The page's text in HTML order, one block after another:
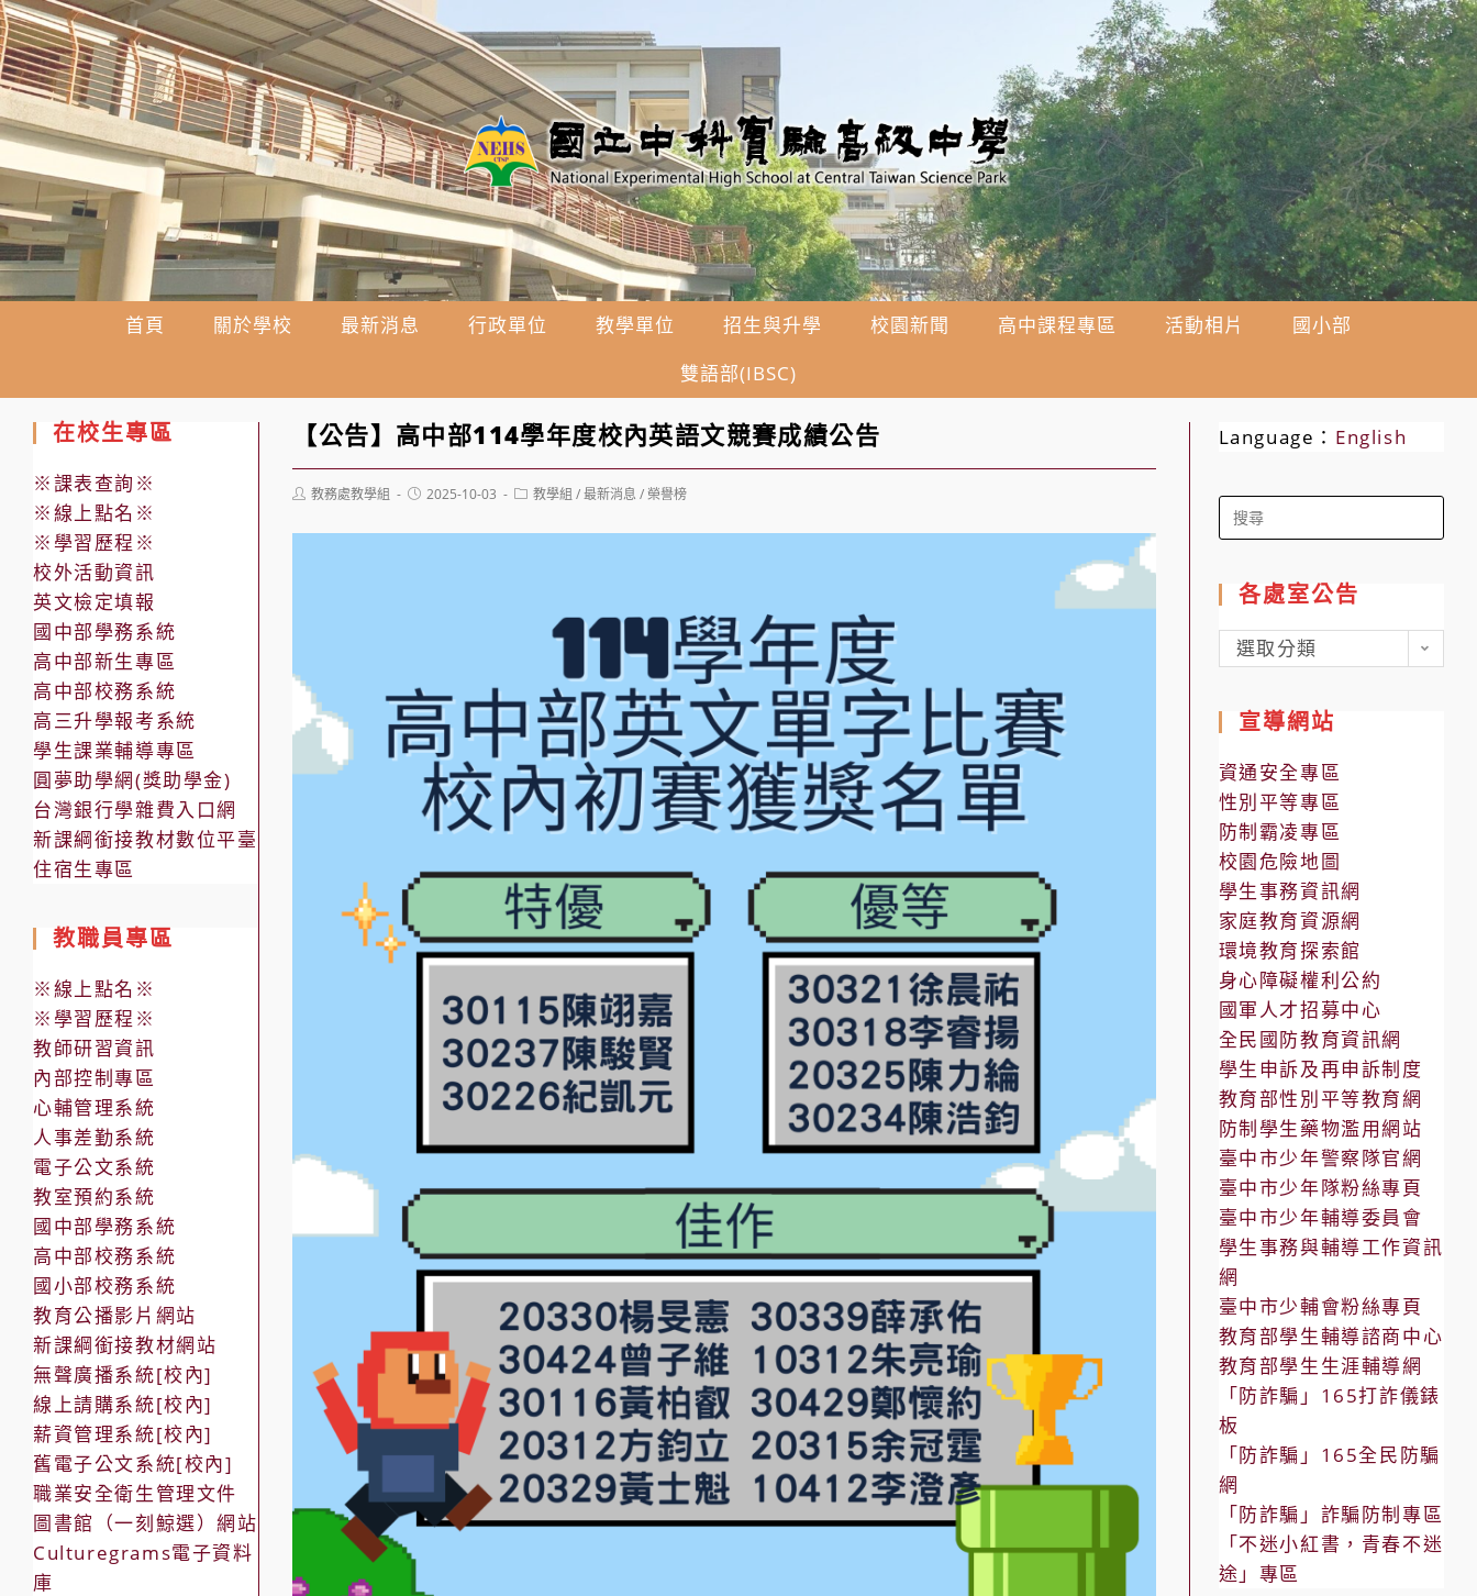
跳
轉
至
主
要
內
容
首頁 關於學校 最新消息 行政單位 教學單位 招生與升學 校園新聞 高中課程專區 活動相片
國小部
雙語部(IBSC)
【公告】高中部114學年度校內英語文競賽成績公告
Post教務處教學組
Post2025-10-03
Post教學組 / 最新消息 / 榮譽榜
在校生專區
※課表查詢※
※線上點名※
※學習歷程※
校外活動資訊
英文檢定填報
國中部學務系統
高中部新生專區
高中部校務系統
高三升學報考系統
學生課業輔導專區
圓夢助學網(獎助學金)
台灣銀行學雜費入口網
新課綱銜接教材數位平臺
住宿生專區
教職員專區
※線上點名※
※學習歷程※
教師研習資訊
內部控制專區
心輔管理系統
人事差勤系統
電子公文系統
教室預約系統
國中部學務系統
高中部校務系統
國小部校務系統
教育公播影片網站
新課綱銜接教材網站
無聲廣播系統[校內]
線上請購系統[校內]
薪資管理系統[校內]
舊電子公文系統[校內]
職業安全衛生管理文件
圖書館（一刻鯨選）網站
Culturegrams電子資料
庫
Language： English
Search
for:
各處室公告
各
處
公
告
選取分類
宣導網站
資通安全專區
性別平等專區
防制霸凌專區
校園危險地圖
學生事務資訊網
家庭教育資源網
環境教育探索館
身心障礙權利公約
國軍人才招募中心
全民國防教育資訊網
學生申訴及再申訴制度
教育部性別平等教育網
防制學生藥物濫用網站
臺中市少年警察隊官網
臺中市少年隊粉絲專頁
臺中市少年輔導委員會
學生事務與輔導工作資訊
網
臺中市少輔會粉絲專頁
教育部學生輔導諮商中心
教育部學生生涯輔導網
「防詐騙」165打詐儀錶
板
「防詐騙」165全民防騙
網
「防詐騙」詐騙防制專區
「不迷小紅書，青春不迷
途」專區